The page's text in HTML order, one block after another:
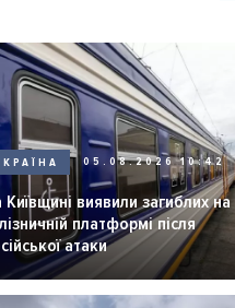
05.08.2026 10:42
виявили загиблих на
платформі після
атаки